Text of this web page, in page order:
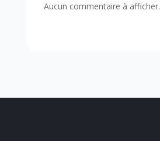
Aucun commentaire à afficher.